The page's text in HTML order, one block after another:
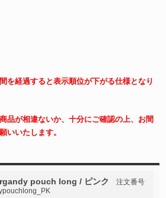
を経過すると表示順位が下がる仕様となり
品が相違ないか、十分にご確認の上、お間
いいたします。
pouch long / ピンク
注文番号